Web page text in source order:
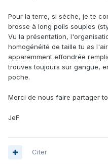
Pour la terre, si sèche, je te
brosse à long poils souples
Vu la présentation,
homogénéité de taille tu as
apparemment effondrée
trouves toujours sur gangue,
poche.
Merci de nous faire partager
JeF
Citer